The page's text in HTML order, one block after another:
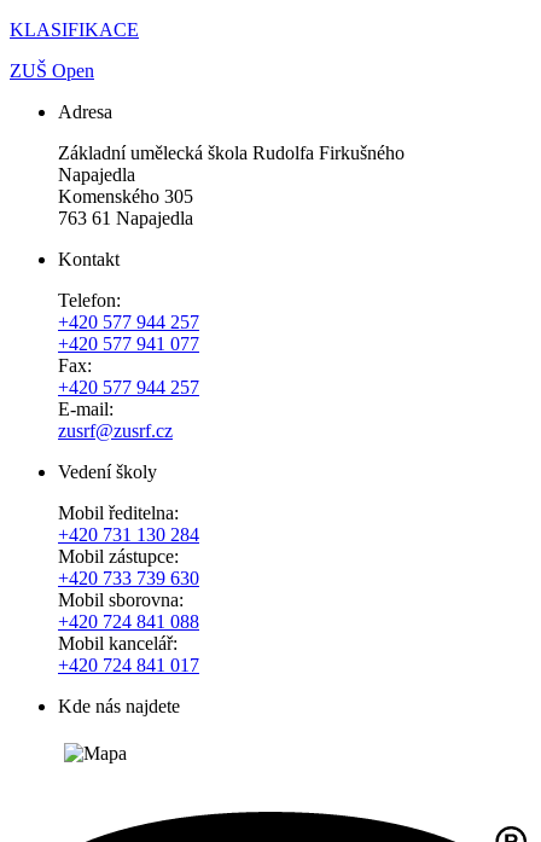
KLASIFIKACE
ZUŠ Open
Adresa
Základní umělecká škola Rudolfa Firkušného
Napajedla
Komenského 305
763 61 Napajedla
Kontakt
Telefon:
+420 577 944 257
+420 577 941 077
Fax:
+420 577 944 257
E-mail:
zusrf@zusrf.cz
Vedení školy
Mobil ředitelna:
+420 731 130 284
Mobil zástupce:
+420 733 739 630
Mobil sborovna:
+420 724 841 088
Mobil kancelář:
+420 724 841 017
Kde nás najdete